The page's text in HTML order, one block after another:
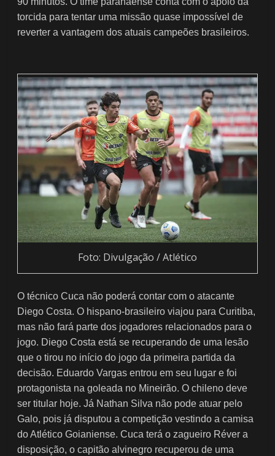
torcida para tentar uma missão quase impossível de
reverter a vantagem dos atuais campeões brasileiros.
Foto: Divulgação / Atlético
O técnico Cuca não poderá contar com o atacante
Diego Costa. O hispano-brasileiro viajou para Curitiba,
mas não fará parte dos jogadores relacionados para o
jogo. Diego Costa está se recuperando de uma lesão
que o tirou no início do jogo da primeira partida da
decisão. Eduardo Vargas entrou em seu lugar e foi
protagonista na goleada no Mineirão. O chileno deve
ser titular hoje. Já Nathan Silva não pode atuar pelo
Galo, pois já disputou a competição vestindo a camisa
do Atlético Goianiense. Cuca terá o zagueiro Réver a
disposição, o capitão alvinegro recuperou de uma